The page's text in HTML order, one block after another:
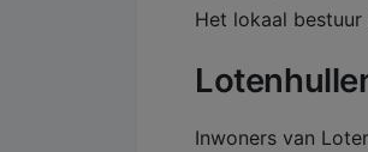
Het lokaal
Inwoners van